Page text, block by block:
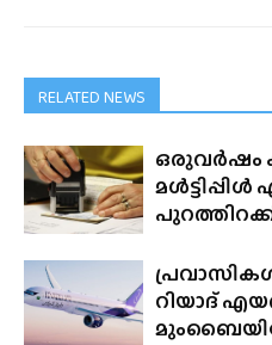
RELATED NEWS
ഒരുവർഷം
റിയാദ്